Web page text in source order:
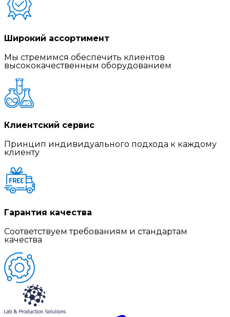
Широкий ассортимент
Мы стремимся обеспечить клиентов
высококачественным оборудованием
Клиентский сервис
Принцип индивидуального подхода к каждому
клиенту
Гарантия качества
Соответствуем требованиям и стандартам
качества